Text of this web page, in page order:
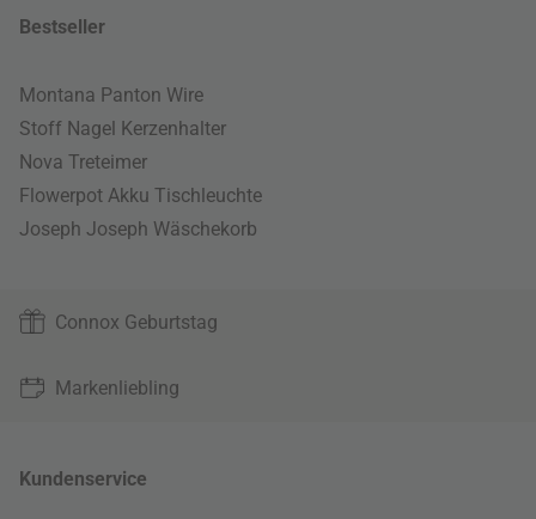
Bestseller
Montana Panton Wire
Stoff Nagel Kerzenhalter
Nova Treteimer
Flowerpot Akku Tischleuchte
Joseph Joseph Wäschekorb
Connox Geburtstag
Markenliebling
Kundenservice